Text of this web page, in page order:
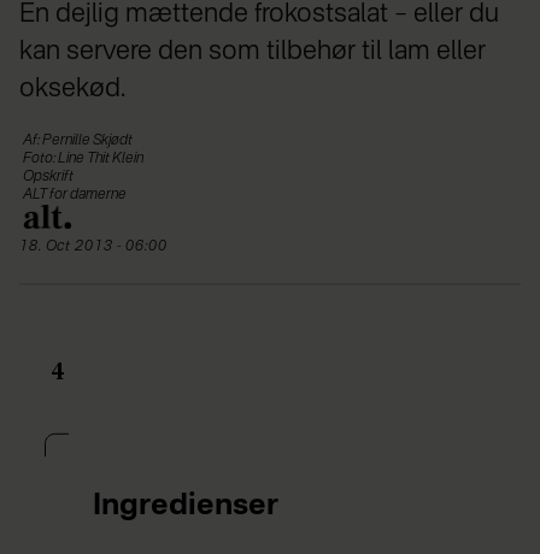
En dejlig mættende frokostsalat – eller du
kan servere den som tilbehør til lam eller
oksekød.
Af: Pernille Skjødt
Foto: Line Thit Klein
Opskrift
ALT for damerne
18. Oct 2013 - 06:00
4
Ingredienser